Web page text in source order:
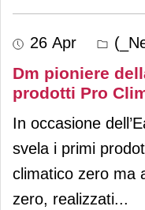
26 Apr
Dm pioniere
prodotti Pro
In occasione
svela i primi
climatico zero ma
zero, realizzati...